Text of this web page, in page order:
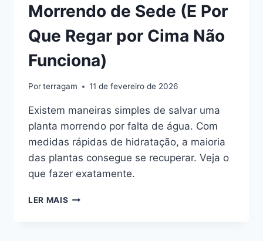
Morrendo de Sede (E Por
Que Regar por Cima Não
Funciona)
Porterragam 11 de fevereiro de 2026
Existem maneiras simples de salvar uma
planta morrendo por falta de água. Com
medidas rápidas de hidratação, a maioria
das plantas consegue se recuperar. Veja o
que fazer exatamente.
LER MAIS COMO